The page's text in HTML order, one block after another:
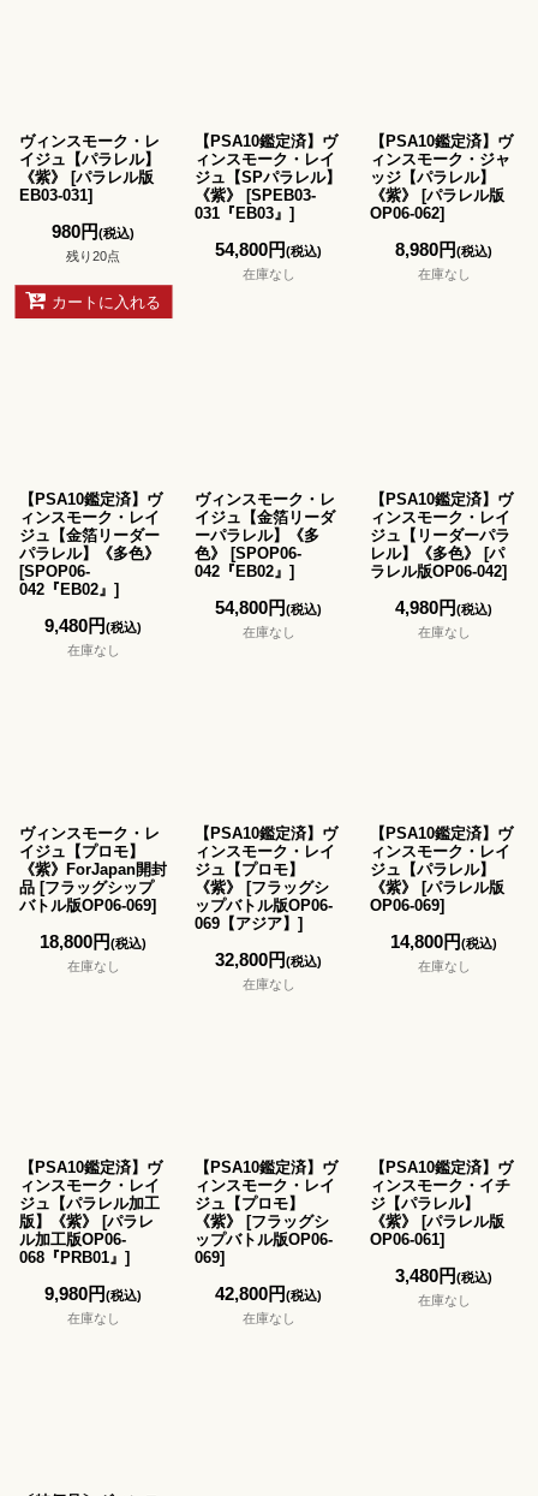
ヴィンスモーク・レ
イジュ【パラレル】
《紫》
[パラレル版
EB03-031]
980円(税込)
残り20点
カートに入れる
【PSA10鑑定済】ヴ
ィンスモーク・レイ
ジュ【SPパラレル】
《紫》
[SPEB03-
031『EB03』 ]
54,800円(税込)
在庫なし
【PSA10鑑定済】ヴ
ィンスモーク・ジャ
ッジ【パラレル】
《紫》
[パラレル版
OP06-062]
8,980円(税込)
在庫なし
【PSA10鑑定済】ヴ
ィンスモーク・レイ
ジュ【金箔リーダー
パラレル】《多色》
[SPOP06-
042『EB02』 ]
9,480円(税込)
在庫なし
ヴィンスモーク・レ
イジュ【金箔リーダ
ーパラレル】《多
色》
[SPOP06-
042『EB02』 ]
54,800円(税込)
在庫なし
【PSA10鑑定済】ヴ
ィンスモーク・レイ
ジュ【リーダーパラ
レル】《多色》
[パ
ラレル版OP06-042]
4,980円(税込)
在庫なし
ヴィンスモーク・レ
イジュ【プロモ】
《紫》ForJapan開封
品 [フラッグシップ
バトル版OP06-069]
18,800円(税込)
在庫なし
【PSA10鑑定済】ヴ
ィンスモーク・レイ
ジュ【プロモ】
《紫》
[フラッグシ
ップバトル版OP06-
069【アジア】 ]
32,800円(税込)
在庫なし
【PSA10鑑定済】ヴ
ィンスモーク・レイ
ジュ【パラレル】
《紫》
[パラレル版
OP06-069]
14,800円(税込)
在庫なし
【PSA10鑑定済】ヴ
ィンスモーク・レイ
ジュ【パラレル加工
版】《紫》
[パラレ
ル加工版OP06-
068『PRB01』 ]
9,980円(税込)
在庫なし
【PSA10鑑定済】ヴ
ィンスモーク・レイ
ジュ【プロモ】
《紫》
[フラッグシ
ップバトル版OP06-
069]
42,800円(税込)
在庫なし
【PSA10鑑定済】ヴ
ィンスモーク・イチ
ジ【パラレル】
《紫》
[パラレル版
OP06-061]
3,480円(税込)
在庫なし